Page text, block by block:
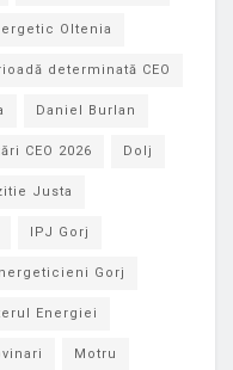
Oltenia
determinată CEO
Daniel Burlan
CEO 2026 Dolj
Justa
IPJ Gorj
Gorj
Energiei
Motru